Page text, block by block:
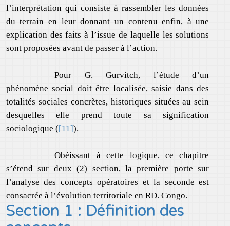
l’interprétation qui consiste à rassembler les données
du terrain en leur donnant un contenu enfin, à une
explication des faits à l’issue de laquelle les solutions
sont proposées avant de passer à l’action.
Pour G. Gurvitch, l’étude d’un
phénomène social doit être localisée, saisie dans des
totalités sociales concrètes, historiques situées au sein
desquelles elle prend toute sa signification
sociologique ([11]).
Obéissant à cette logique, ce chapitre
s’étend sur deux (2) section, la première porte sur
l’analyse des concepts opératoires et la seconde est
consacrée à l’évolution territoriale en RD. Congo.
Section 1 : Définition des